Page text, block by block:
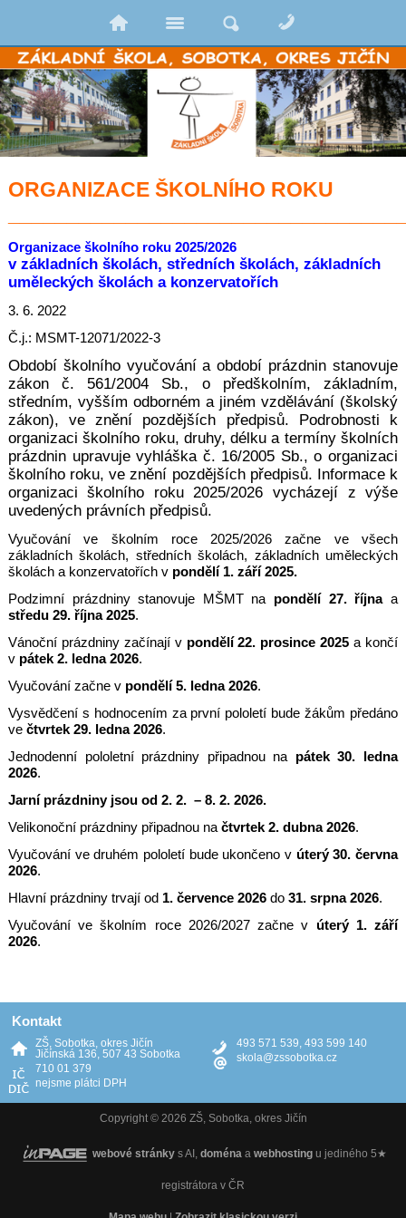
ORGANIZACE ŠKOLNÍHO ROKU
Organizace školního roku 2025/2026
v základních školách, středních školách, základních
uměleckých školách a konzervatořích
3. 6. 2022
Č.j.: MSMT-12071/2022-3
Období školního vyučování a období prázdnin stanovuje
zákon č. 561/2004 Sb., o předškolním, základním,
středním, vyšším odborném a jiném vzdělávání (školský
zákon), veznění pozdějších předpisů. Podrobnosti k
organizaci školního roku, druhy, délku a termínyškolních
prázdnin upravuje vyhláška č. 16/2005 Sb., o organizaci
školního roku, ve znění pozdějších předpisů. Informace k
organizaci školního roku 2025/2026 vycházejí z výše
uvedených právních předpisů.
Vyučování ve školním roce 2025/2026 začne ve všech
základních školách, středníchškolách, základních uměleckých
školách a konzervatořích v pondělí 1. září 2025.
Podzimní prázdniny stanovuje MŠMT na pondělí 27. říjnaa
středu 29. října 2025.
Vánoční prázdniny začínají v pondělí 22. prosince 2025 a končí
v pátek 2. ledna 2026.
Vyučování začne v pondělí 5. ledna 2026.
Vysvědčení s hodnocením za první pololetí bude žákům předáno
ve čtvrtek 29. ledna 2026.
Jednodenní pololetní prázdniny připadnou na pátek 30. ledna
2026.
Jarní prázdniny jsou od 2. 2. – 8. 2. 2026.
Velikonoční prázdniny připadnou načtvrtek 2. dubna 2026.
Vyučování ve druhém pololetí bude ukončeno v úterý 30. června
2026.
Hlavní prázdniny trvají od 1. července 2026do 31. srpna 2026.
Vyučování ve školním roce 2026/2027 začne v úterý 1. září
2026.
Kontakt
ZŠ, Sobotka, okres Jičín
Jičínská 136, 507 43 Sobotka
710 01 379
nejsme plátci DPH
493 571 539, 493 599 140
skola@zssobotka.cz
Copyright © 2026 ZŠ, Sobotka, okres Jičín
webové stránky s AI, doména a webhosting u jediného 5★
registrátora v ČR